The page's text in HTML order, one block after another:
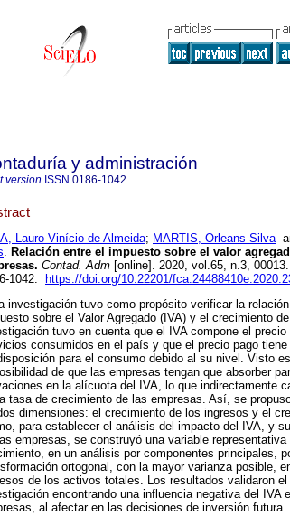
y administración
version ISSN 0186-1042
Lauro Vinício de Almeida; MARTIS, Orleans Silva
. Relación entre el impuesto sobre el valor
Contad. Adm [online]. 2020, vol.65, n.3,
1042.
https://doi.org/10.22201/
investigación tuvo como propósito verificar la
sobre el Valor Agregado (IVA) y el crecimiento
tuvo en cuenta que el IVA compone el
consumidos en el país y que el precio pago
para el consumo debido al su nivel. Visto
de que las empresas tengan que absorber
en la alícuota del IVA, lo que indirectamente
tasa de crecimiento de las empresas. Así, se
dimensiones: el crecimiento de los ingresos y el
para establecer el análisis del impacto del IVA, y
empresas, se construyó una variable
en un análisis por componentes principales,
ortogonal, con la mayor varianza posible,
de los activos totales. Los resultados validaron
encontrando una influencia negativa del IVA
al afectar en las decisiones de inversión futura.